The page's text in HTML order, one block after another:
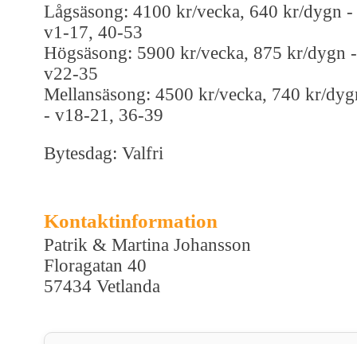
Lågsäsong: 4100 kr/vecka, 640 kr/dygn -
v1-17, 40-53
Högsäsong: 5900 kr/vecka, 875 kr/dygn -
v22-35
Mellansäsong: 4500 kr/vecka, 740 kr/
- v18-21, 36-39
Bytesdag: Valfri
Kontaktinformation
Patrik & Martina Johansson
Floragatan 40
57434 Vetlanda